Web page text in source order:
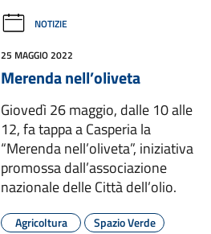
NOTIZIE
25 MAGGIO 2022
Merenda nell’oliveta
Giovedì 26 maggio, dalle 10 alle
12, fa tappa a Casperia la
“Merenda nell’oliveta”, iniziativa
promossa dall’associazione
nazionale delle Città dell’olio.
Agricoltura Spazio Verde